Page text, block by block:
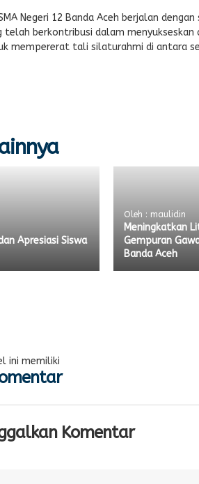
Negeri 12 Banda Aceh berjalan
telah berkontribusi dalam
mempererat tali silaturahmi di antara
Apresiasi Siswa
Oleh : maulidin
Meningkatkan
Gempuran
Banda Aceh
ini memiliki
Komentar